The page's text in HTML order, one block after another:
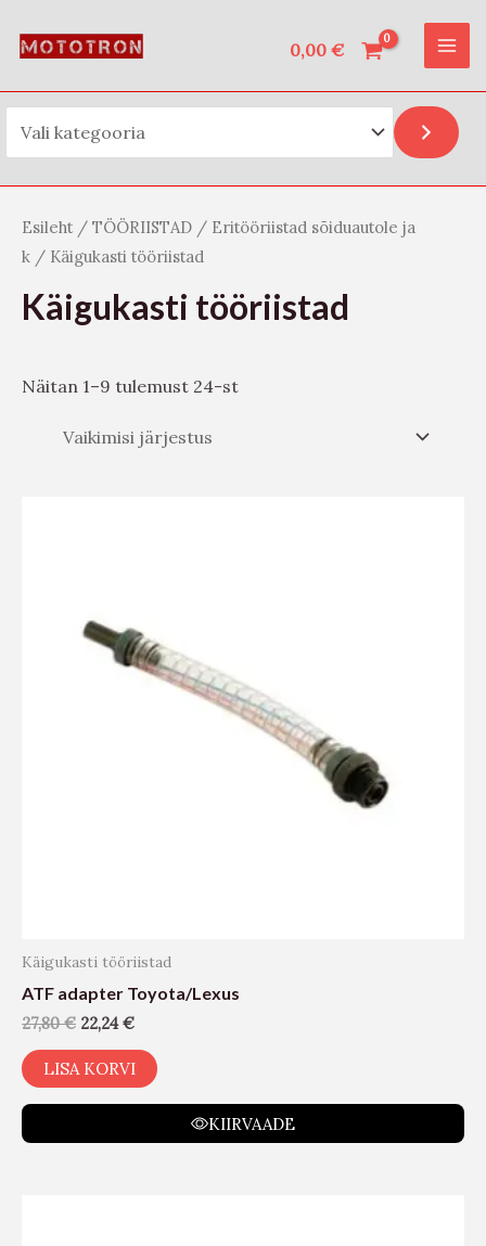
0,00 €
t
s
Esileht / TÖÖRIISTAD / Eritööriistad sõiduautole ja
k / Käigukasti tööriistad
Käigukasti tööriistad
Näitan 1–9 tulemust 24-st
Käigukasti tööriistad
ATF adapter Toyota/Lexus
27,80€ 22,24€
LISA KORVI
KIIRVAADE